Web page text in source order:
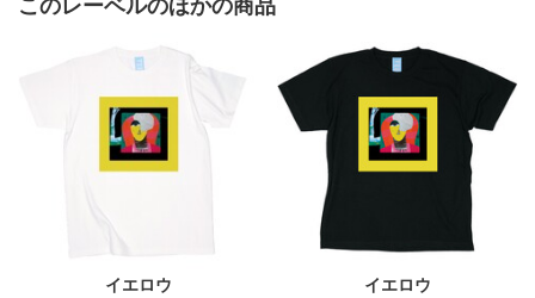
このレーベルのほかの商品
イエロウ イエロウ